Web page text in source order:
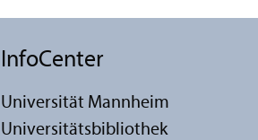
InfoCenter
Universität Mannheim
Universitäts­bibliothek